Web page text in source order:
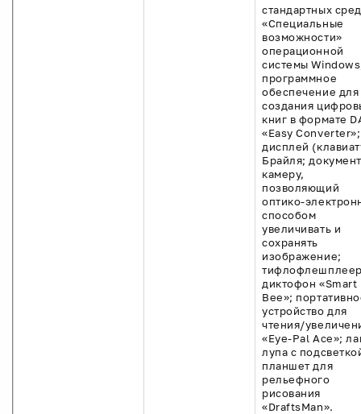
стандартных
«Специальные
возможности»
операционной
системы
программное
обеспечение для
создания
книг в формате
«Easy Converter»;
дисплей
Брайля; документ
камеру,
позволяющий
оптико-
способом
увеличивать и
сохранять
изображение;
диктофон «Smart
Bee»;
устройство для
чтения/
«Eye-Pal Ace»;
лупа с
планшет для
рельефного
рисования
«DraftsMan».